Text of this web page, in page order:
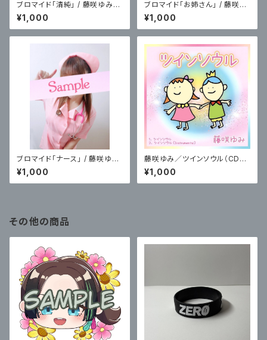
ブロマイド「清純」 / 藤咲ゆみ：
数量限定5組の方へ
¥1,000
ブロマイド「お姉さん」 / 藤咲ゆ
み：数量限定5組の方へ
¥1,000
ブロマイド「ナース」 / 藤咲ゆ
み：数量限定5組の方へ
¥1,000
藤咲ゆみ／ツインソウル（CDの
み）
¥1,000
その他の商品